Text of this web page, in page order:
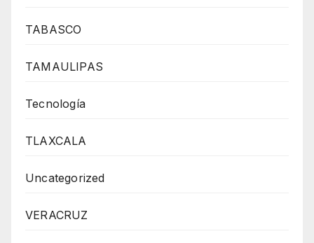
TABASCO
TAMAULIPAS
Tecnología
TLAXCALA
Uncategorized
VERACRUZ